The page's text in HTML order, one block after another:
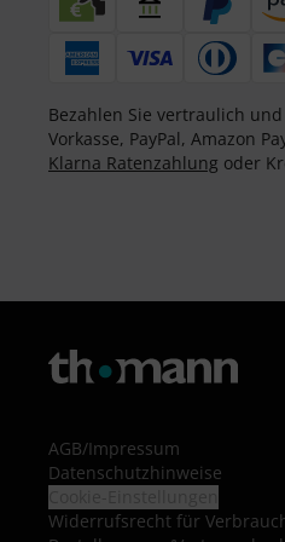
Bezahlen Sie vertraulich
Vorkasse, PayPal, Amazon
Klarna Ratenzahlung oder
AGB/Impressum
Datenschutzhinweise
Widerrufsrecht für